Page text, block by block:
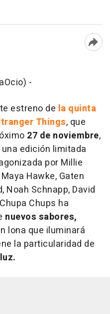
-
estreno de la quinta
Things, que
27 de noviembre,
edición limitada
por Millie
Hawke, Gaten
Noah Schnapp, David
Chups ha
nuevos sabores,
lona que iluminará
la particularidad de